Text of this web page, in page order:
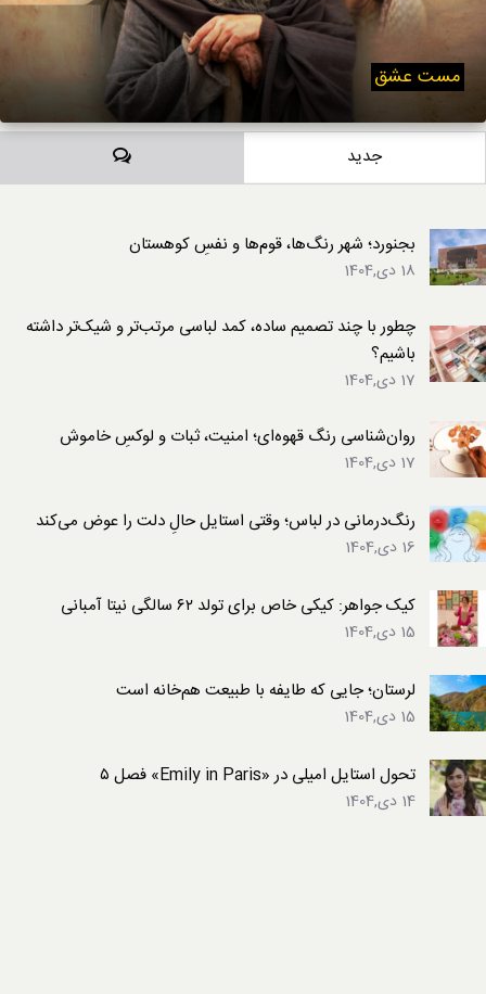
مست عشق
جدید دیدگاه‌ها
بجنورد؛ شهر رنگ‌ها، قوم‌ها و نفسِ کوهستان
18 دی,1404
چطور با چند تصمیم ساده، کمد لباسی مرتب‌تر و شیک‌تر داشته
باشیم؟
17 دی,1404
روان‌شناسی رنگ قهوه‌ای؛ امنیت، ثبات و لوکسِ خاموش
17 دی,1404
رنگ‌درمانی در لباس؛ وقتی استایل حالِ دلت را عوض می‌کند
16 دی,1404
کیک جواهر: کیکی خاص برای تولد ۶۲ سالگی نیتا آمبانی
15 دی,1404
لرستان؛ جایی که طایفه با طبیعت هم‌خانه است
15 دی,1404
تحول استایل امیلی در «Emily in Paris» فصل ۵
14 دی,1404